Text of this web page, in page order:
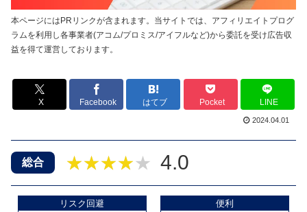
本ページにはPRリンクが含まれます。当サイトでは、アフィリエイトプログ
ラムを利用し各事業者(アコム/プロミス/アイフルなど)から委託を受け広告収
益を得て運営しております。
X Facebook はてブ Pocket LINE
2024.04.01
総合 ★★★★★ 4.0
リスク回避 便利